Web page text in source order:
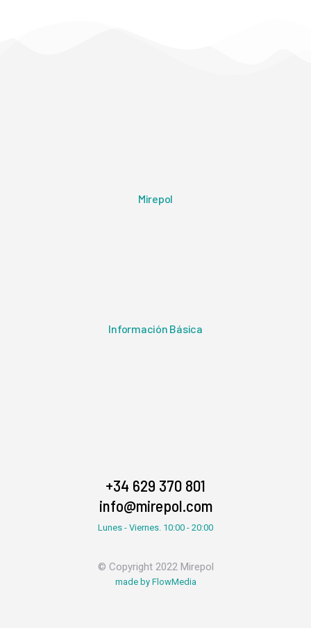
Mirepol
Información Básica
+34 629 370 801
info@mirepol.com
Lunes - Viernes. 10:00 - 20:00
© Copyright 2022 Mirepol
made by FlowMedia